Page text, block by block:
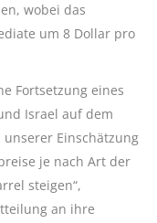
wobei das
um 8 Dollar pro
Fortsetzung eines
Israel auf dem
Einschätzung
je nach Art der
steigen“,
an ihre